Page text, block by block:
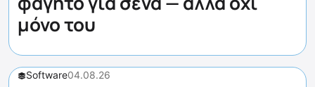
μόνο του
Software04.08.26